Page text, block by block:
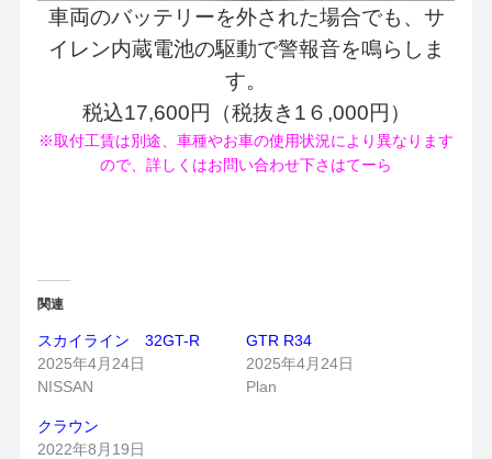
車両のバッテリーを外された場合でも、サ
イレン内蔵電池の駆動で警報音を鳴らしま
す。
税込17,600円（税抜き1６,000円）
※取付工賃は別途、車種やお車の使用状況により異なります
ので、詳しくはお問い合わせ下さはてーら
関連
スカイライン 32GT-R
2025年4月24日
NISSAN
GTR R34
2025年4月24日
Plan
クラウン
2022年8月19日